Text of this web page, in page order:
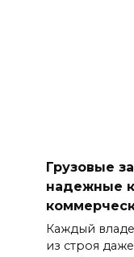
Грузовые
надежные
Каждый
из строя даже